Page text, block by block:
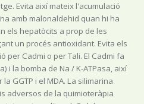
Evita així mateix l'acumulació
amb malonaldehid quan hi ha
els hepatòcits a prop de les
un procés antioxidant. Evita els
per Cadmi o per Tali. El Cadmi fa
i la bomba de Na / K-ATPasa, així
GGTP i el MDA. La silimarina
adversos de la quimioteràpia